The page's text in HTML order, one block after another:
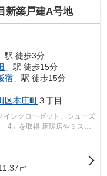
新築戸建A号地
」駅 徒歩3分
」駅 徒歩15分
宿 」駅 徒歩15分
区本庄町３丁目
インクローゼット、シューズ
4」を取得 床暖房やミスト
㎡